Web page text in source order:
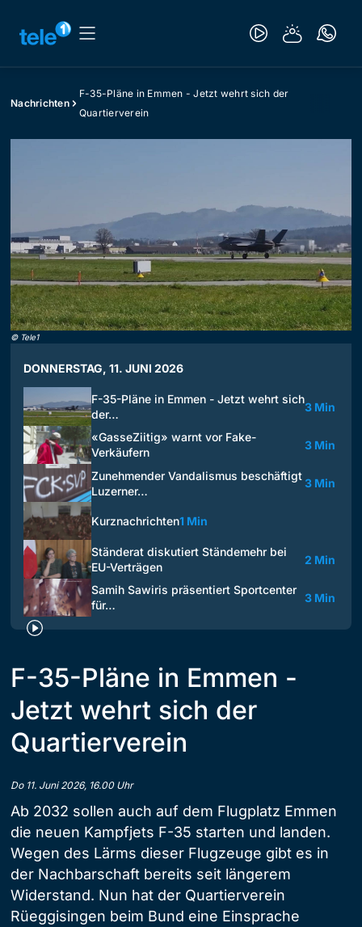
Nachrichten
F-35-Pläne in Emmen - Jetzt wehrt sich der
Quartierverein
© Tele1
DONNERSTAG, 11. JUNI 2026
F-35-Pläne in Emmen - Jetzt wehrt sich
der…
3 Min
«GasseZiitig» warnt vor Fake-
Verkäufern
3 Min
Zunehmender Vandalismus beschäftigt
Luzerner…
3 Min
Kurznachrichten1 Min
Ständerat diskutiert Ständemehr bei
EU-Verträgen
2 Min
Samih Sawiris präsentiert Sportcenter
für…
3 Min
F-35-Pläne in Emmen -
Jetzt wehrt sich der
Quartierverein
Do 11. Juni 2026, 16.00 Uhr
Ab 2032 sollen auch auf dem Flugplatz Emmen
die neuen Kampfjets F-35 starten und landen.
Wegen des Lärms dieser Flugzeuge gibt es in
der Nachbarschaft bereits seit längerem
Widerstand. Nun hat der Quartierverein
Rüeggisingen beim Bund eine Einsprache